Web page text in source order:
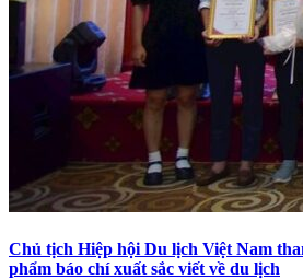
Chủ tịch Hiệp hội Du lịch Việt Nam
phẩm báo chí xuất sắc viết về du lịch